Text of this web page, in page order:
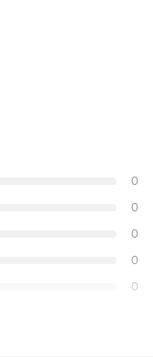
0
0
0
0
0
Couteau de